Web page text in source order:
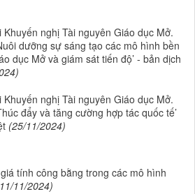
Khuyến nghị Tài nguyên Giáo dục Mở.
dưỡng sự sáng tạo các mô hình bền
dục Mở và giám sát tiến độ’ - bản dịch
Khuyến nghị Tài nguyên Giáo dục Mở.
đẩy và tăng cường hợp tác quốc tế’
(25/11/2024)
tính công bằng trong các mô hình
11/2024)